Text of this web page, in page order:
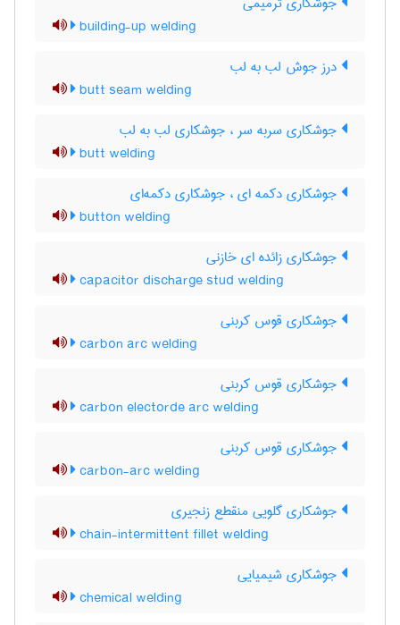
building-up welding
درز جوش لب به لب
butt seam welding
جوشکاری سربه سر ، جوشکاری لب به لب
butt welding
جوشکاری دکمه ای ، جوشکاری دکمه‌ای
button welding
جوشکاری زائده ای خازنی
capacitor discharge stud welding
جوشکاری قوس کربنی
carbon arc welding
جوشکاری قوس کربنی
carbon electorde arc welding
جوشکاری قوس کربنی
carbon-arc welding
جوشکاری گلویی منقطع زنجیری
chain-intermittent fillet welding
جوشکاری شیمیایی
chemical welding